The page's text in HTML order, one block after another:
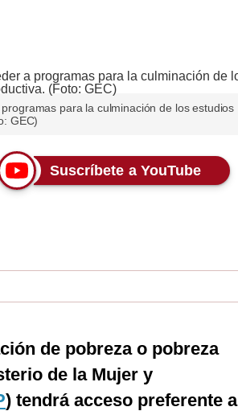
para la culminación de los estudios
GEC)
Suscríbete a YouTube
de pobreza o pobreza
de la Mujer y
) tendrá acceso preferente a